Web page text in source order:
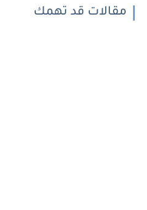
مقالات قد تهمك